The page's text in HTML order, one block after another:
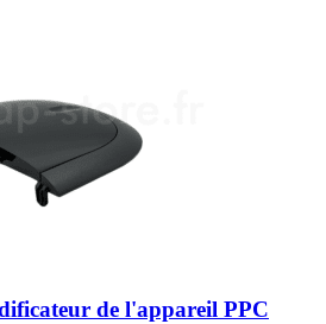
de l'appareil PPC